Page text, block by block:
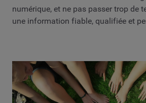
numérique, et ne pas passer trop de
une information fiable, qualifiée et